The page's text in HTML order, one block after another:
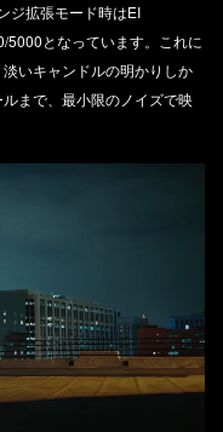
ジ拡張モード時はEI
となっています。これに
いキャンドルの明かりしか
まで、最小限のノイズで映